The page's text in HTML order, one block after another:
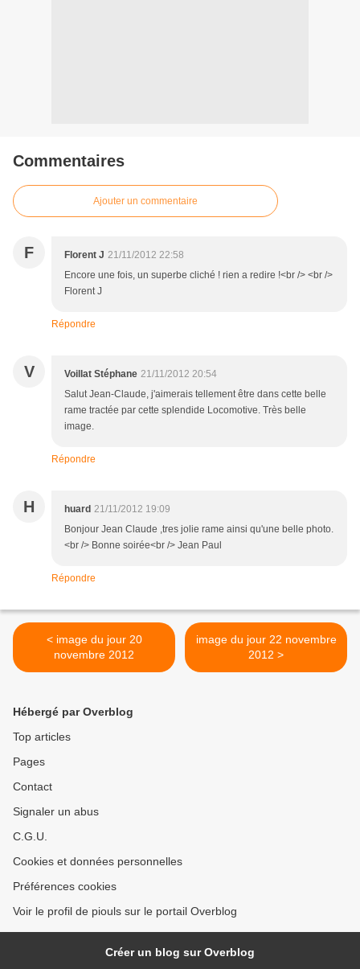
Commentaires
Ajouter un commentaire
F Florent J 21/11/2012 22:58
Encore une fois, un superbe cliché ! rien a redire !<br /> <br />
Florent J
Répondre
V Voillat Stéphane 21/11/2012 20:54
Salut Jean-Claude, j'aimerais tellement être dans cette belle
rame tractée par cette splendide Locomotive. Très belle
image.
Répondre
H huard 21/11/2012 19:09
Bonjour Jean Claude ,tres jolie rame ainsi qu'une belle photo.
<br /> Bonne soirée<br /> Jean Paul
Répondre
< image du jour 20
novembre 2012
image du jour 22 novembre
2012 >
Hébergé par Overblog
Top articles
Pages
Contact
Signaler un abus
C.G.U.
Cookies et données personnelles
Préférences cookies
Voir le profil de piouls sur le portail Overblog
Créer un blog sur Overblog